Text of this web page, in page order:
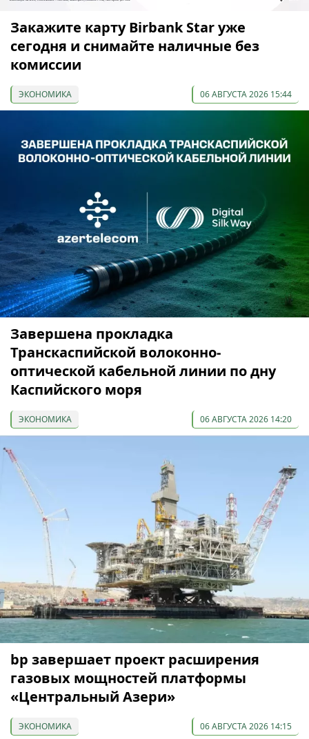
Закажите карту Birbank Star уже
сегодня и снимайте наличные без
комиссии
ЭКОНОМИКА 06 АВГУСТА 2026 15:44
Завершена прокладка
Транскаспийской волоконно-
оптической кабельной линии по дну
Каспийского моря
ЭКОНОМИКА 06 АВГУСТА 2026 14:20
bp завершает проект расширения
газовых мощностей платформы
«Центральный Азери»
ЭКОНОМИКА 06 АВГУСТА 2026 14:15